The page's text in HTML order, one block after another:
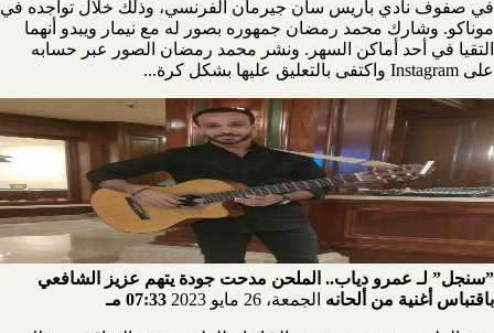
في صفوف نادي باريس سان جيرمان الفرنسي، وذلك خلال تواجده في
موناكو. وشارك محمد رمضان جمهوره بصور له مع نيمار ويبدو أنهما
التقيا في أحد أماكن السهر. ونشر محمد رمضان الصور عبر حسابه
على Instagram واكتفى بالتعليق عليها بشكل كرة...
”سنجل” لـ عمرو دياب.. الملحن مدحت جودة يتهم عزيز الشافعي
باقتباس أغنية من ألحانه الجمعة، 26 مايو 2023 07:33 مـ